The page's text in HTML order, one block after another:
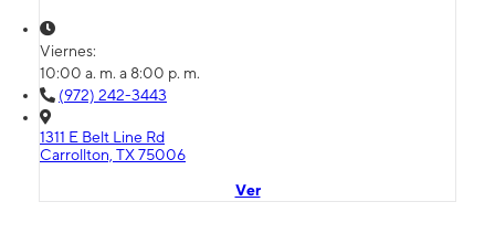
Viernes:
10:00 a. m. a 8:00 p. m.
(972) 242-3443
1311 E Belt Line Rd
Carrollton, TX 75006
Ver